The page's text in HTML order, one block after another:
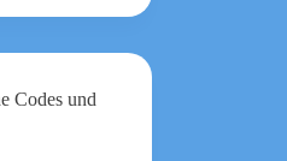
Codes und